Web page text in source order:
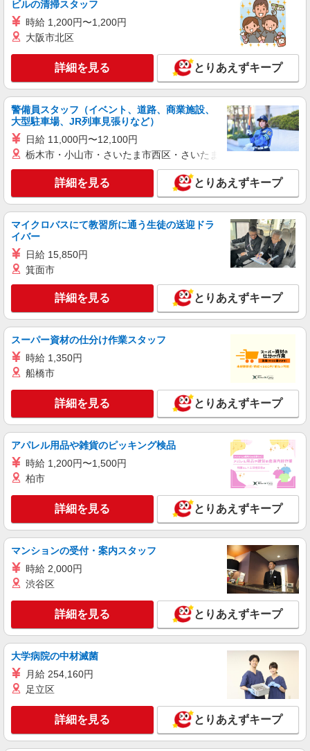
キープ 詳細を見る
株式会社トラストグロース 新宿本社 第2営業部
特別養護老人ホームでの夜専介護士
1夜勤：25200円〜27000円 ※資格や経験など
による
東京都立川市
キープ 詳細を見る
派遣社員
（株）ウィルオブ・ワークCW 立川支店/ms130501
高齢者向けマンションstaff
時給1800円 ◆前払い・日払い・週払いOK
キープ 詳細を見る
職業紹介
株式会社kotrio /●SW-S-2021960
≪立川駅≫定着率高い人気のデイサービススタ
【正社員】月給240,000〜400,000円 ・基本
給：200,000円〜220,000円 ・資格手当：10,000〜
30,000円 ・役職手当：10,000〜70,000円 ・処遇改
善手当：20,000〜60,000円（勤続年数、保有資格
により変動） ・固定残業手当：20,000円（10時
間） ※固定残業時間を超過する場合には超過勤務
手当として別途支給 下記資格をお持ちの方歓迎 ・
認知症介護基礎研修 ・初任者研修 ・実務者研修
立川市｜最寄：立川
キープ 詳細を見る
アルバイト
訪問介護事業所 ソラスト立川/1380000215-018
ホームヘルパー（訪問介護員）（役職なし）
時給1,700円
東京都立川市柏町1-10-24
詳細を見る
株式会社kotrio /●SW-S-2087520
立川駅＊寄り添う時間を大切に＊住宅型有料老
人ホームSTAFF
【正社員】月給240,000〜400,000円 ・基本
給：200,000円〜220,000円 ・資格手当：10,000〜
30,000円 ・役職手当：10,000〜70,000円 ・処遇改
善手当：20,000〜60,000円（勤続年数、保有資格
により変動） ・固定残業手当：20,000円（10時
間） ※固定残業時間を超過する場合には超過勤務
手当として別途支給 ・夜勤手当：10,000円/1回
詳細を見る
ビルの清掃スタッフ
時給 1,200円〜1,200円
大阪市北区
詳細を見る とりあえずキープ
警備員スタッフ（イベント、道路、商業施設、
大型駐車場、JR列車見張りなど）
日給 11,000円〜12,100円
栃木市・小山市・さいたま市西区・さいたま市岩槻区・久喜市・
詳細を見る とりあえずキープ
マイクロバスにて教習所に通う生徒の送迎ドラ
イバー
日給 15,850円
箕面市
詳細を見る とりあえずキープ
スーパー資材の仕分け作業スタッフ
時給 1,350円
船橋市
詳細を見る とりあえずキープ
アパレル用品や雑貨のピッキング検品
時給 1,200円〜1,500円
柏市
詳細を見る とりあえずキープ
マンションの受付・案内スタッフ
時給 2,000円
渋谷区
詳細を見る とりあえずキープ
大学病院の中材滅菌
月給 254,160円
足立区
詳細を見る とりあえずキープ